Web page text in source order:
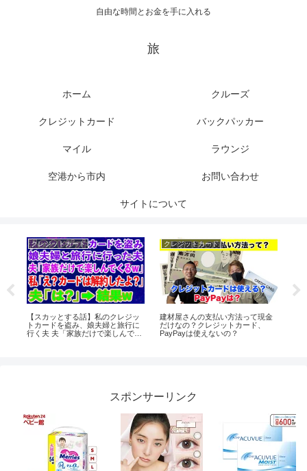
自由な時間とお金を手に入れる
旅
ホーム クルーズ
クレジットカード バックパッカー
マイル ラウンジ
空港から市内 お問い合わせ
サイトについて
クレジットカード
【スカッとする話】私のクレジッ
トカードを盗み、娘夫婦と旅行に
行く夫 夫「家族だけで楽しんでく
クレジットカード
建材屋さんの支払い方法って現金
だけなの？クレジットカード、
PayPayは使えないの？
スポンサーリンク